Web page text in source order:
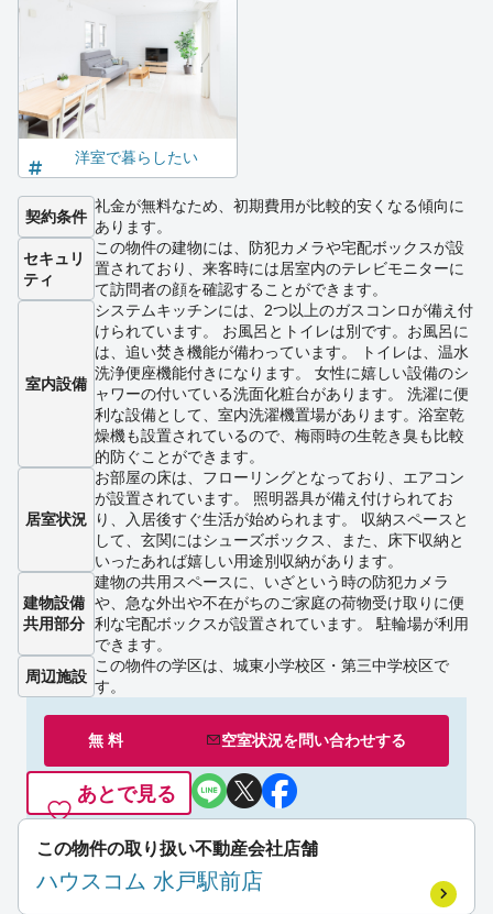
洋室で暮らしたい
契約条件
礼金が無料なため、初期費用が比較的安くなる傾向に
あります。
セキュリ
ティ
この物件の建物には、防犯カメラや宅配ボックスが設
置されており、来客時には居室内のテレビモニターに
て訪問者の顔を確認することができます。
室内設備
システムキッチンには、2つ以上のガスコンロが備え付
けられています。 お風呂とトイレは別です。お風呂に
は、追い焚き機能が備わっています。 トイレは、温水
洗浄便座機能付きになります。 女性に嬉しい設備のシ
ャワーの付いている洗面化粧台があります。 洗濯に便
利な設備として、室内洗濯機置場があります。浴室乾
燥機も設置されているので、梅雨時の生乾き臭も比較
的防ぐことができます。
居室状況
お部屋の床は、フローリングとなっており、エアコン
が設置されています。 照明器具が備え付けられてお
り、入居後すぐ生活が始められます。 収納スペースと
して、玄関にはシューズボックス、また、床下収納と
いったあれば嬉しい用途別収納があります。
建物設備
共用部分
建物の共用スペースに、いざという時の防犯カメラ
や、急な外出や不在がちのご家庭の荷物受け取りに便
利な宅配ボックスが設置されています。 駐輪場が利用
できます。
周辺施設
この物件の学区は、城東小学校区・第三中学校区で
す。
無 料 空室状況を問い合わせする
あとで見る
この物件の取り扱い不動産会社店舗
ハウスコム 水戸駅前店